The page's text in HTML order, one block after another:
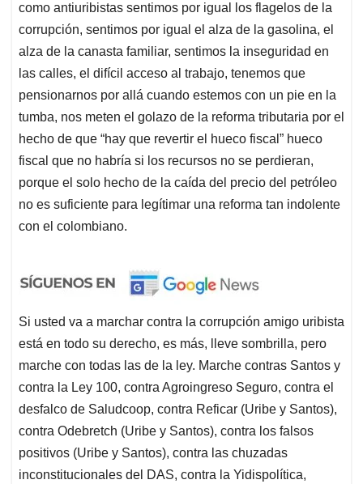
como antiuribistas sentimos por igual los flagelos de la
corrupción, sentimos por igual el alza de la gasolina, el
alza de la canasta familiar, sentimos la inseguridad en
las calles, el difícil acceso al trabajo, tenemos que
pensionarnos por allá cuando estemos con un pie en la
tumba, nos meten el golazo de la reforma tributaria por el
hecho de que “hay que revertir el hueco fiscal” hueco
fiscal que no habría si los recursos no se perdieran,
porque el solo hecho de la caída del precio del petróleo
no es suficiente para legítimar una reforma tan indolente
con el colombiano.
Si usted va a marchar contra la corrupción amigo uribista
está en todo su derecho, es más, lleve sombrilla, pero
marche con todas las de la ley. Marche contras Santos y
contra la Ley 100, contra Agroingreso Seguro, contra el
desfalco de Saludcoop, contra Reficar (Uribe y Santos),
contra Odebretch (Uribe y Santos), contra los falsos
positivos (Uribe y Santos), contra las chuzadas
inconstitucionales del DAS, contra la Yidispolítica,